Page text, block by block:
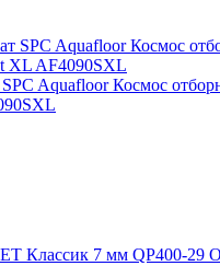
Aquafloor Космос